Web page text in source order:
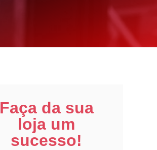
Faça da sua
loja um
sucesso!